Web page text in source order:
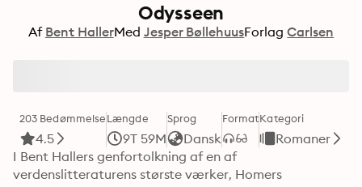
Odysseen
Af Bent HallerMed Jesper BøllehuusForlag Carlsen
203 Bedømmelse
4.5
Længde
9T 59M
Sprog
Dansk
FormatKategori
Romaner
I Bent Hallers genfortolkning af en af
verdenslitteraturens største værker, Homers